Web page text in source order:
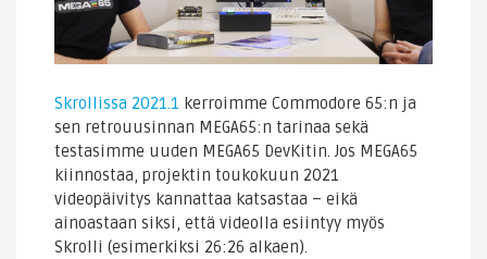
Skrollissa 2021.1 kerroimme Commodore 65:n ja
sen retrouusinnan MEGA65:n tarinaa sekä
testasimme uuden MEGA65 DevKitin. Jos MEGA65
kiinnostaa, projektin toukokuun 2021
videopäivitys kannattaa katsastaa – eikä
ainoastaan siksi, että videolla esiintyy myös
Skrolli (esimerkiksi 26:26 alkaen).